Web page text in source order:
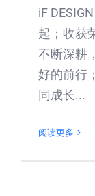
iF
起；收获
不断深耕
好的前行
同成长...
阅读更多